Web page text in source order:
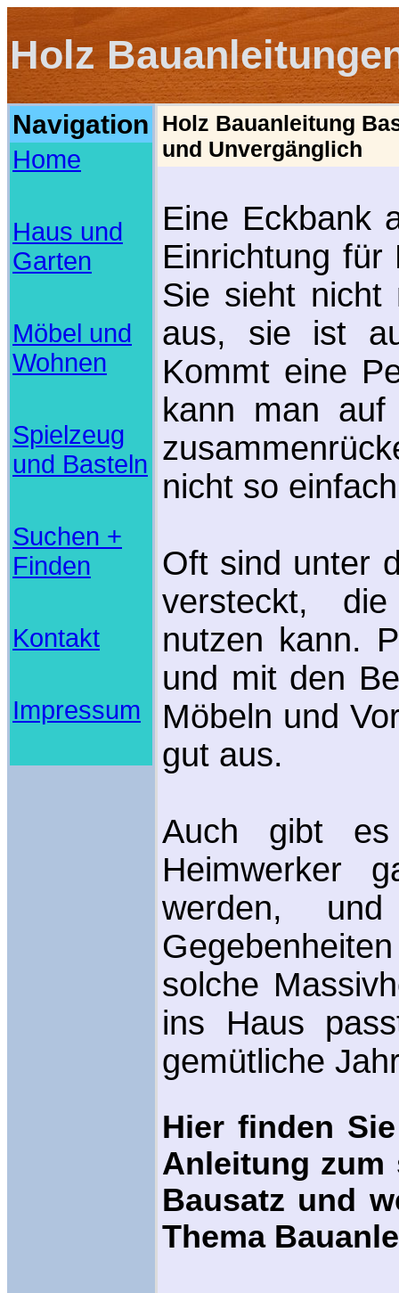
Holz
Navigation
Home
Haus und
Garten
Möbel und
Wohnen
Spielzeug
und Basteln
Suchen +
Finden
Kontakt
Impressum
Holz Bauanleitung
und Unvergänglich
Eine Eckbank
Einrichtung für
Sie sieht nicht
aus, sie ist
Kommt eine
kann man
nicht so
Oft sind unter
versteckt,
nutzen kann.
und mit den
Möbeln und
gut aus.
Auch gibt
Heimwerker
werden,
solche
ins Haus
gemütliche
Hier finden
Anleitung zum
Bausatz und
Thema